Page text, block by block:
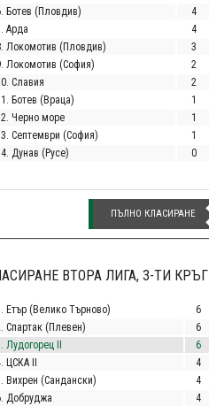
Ботев (Пловдив)
4
Арда
4
Локомотив (Пловдив)
3
Локомотив (София)
2
Славия
2
Ботев (Враца)
1
Черно море
1
Септември (София)
1
Дунав (Русе)
0
ПЪЛНО КЛАСИРАНЕ
ВТОРА ЛИГА, 3-ТИ КРЪГ
Етър (Велико Търново)
6
Спартак (Плевен)
6
Лудогорец II
6
ЦСКА II
4
Вихрен (Сандански)
4
Добруджа
4